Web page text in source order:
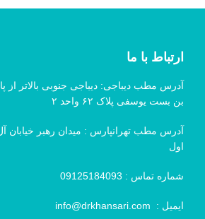
ارتباط با ما
آدرس مطب دیباجی: دیباجی جنوبی بالاتر از
بن بست یوسفی پلاک ۶۲ واحد ۲
اول
شماره تماس :
ایمیل : info@drkhansari.com